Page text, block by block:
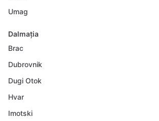
Umag
Dalmația
Brac
Dubrovnik
Dugi Otok
Hvar
Imotski